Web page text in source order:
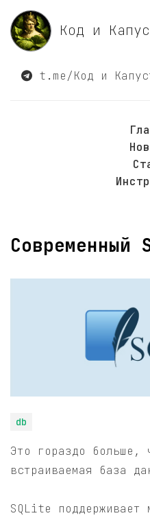
Код и
t.me/Код и
Современный
db
Это гораздо больше,
встраиваемая база
SQLite поддерживает